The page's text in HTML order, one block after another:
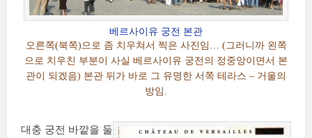
베르사이유 궁전 본관
오른쪽(북쪽)으로 좀 치우쳐서 찍은 사진임… (그러니까 왼쪽
으로 치우친 부분이 사실 베르사이유 궁전의 정중앙이면서 본
관이 되겠음) 본관 뒤가 바로 그 유명한 서쪽 테라스 – 거울의
방임.
대충 궁전 바깥을 둘